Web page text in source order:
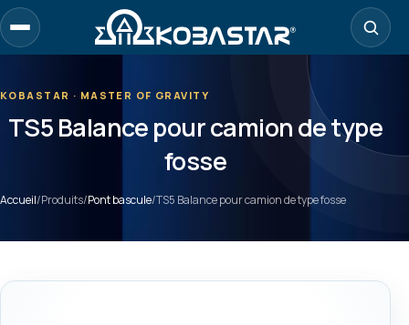
Aller
au
contenu
KOBASTAR · MASTER OF GRAVITY
TS5 Balance pour camion de type
fosse
Accueil/Produits/Pont bascule/TS5 Balance pour camion de type fosse